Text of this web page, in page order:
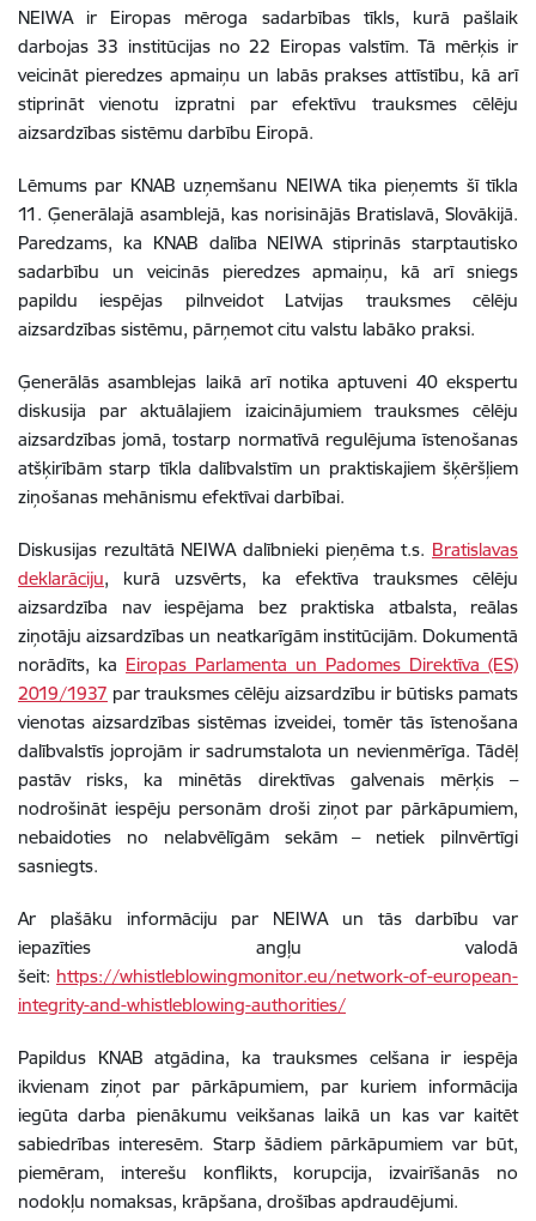
NEIWA ir Eiropas mēroga sadarbības tīkls, kurā pašlaik
darbojas 33 institūcijas no 22 Eiropas valstīm. Tā mērķis ir
veicināt pieredzes apmaiņu un labās prakses attīstību, kā arī
stiprināt vienotu izpratni par efektīvu trauksmes cēlēju
aizsardzības sistēmu darbību Eiropā.
Lēmums par KNAB uzņemšanu NEIWA tika pieņemts šī tīkla
11. Ģenerālajā asamblejā, kas norisinājās Bratislavā, Slovākijā.
Paredzams, ka KNAB dalība NEIWA stiprinās starptautisko
sadarbību un veicinās pieredzes apmaiņu, kā arī sniegs
papildu iespējas pilnveidot Latvijas trauksmes cēlēju
aizsardzības sistēmu, pārņemot citu valstu labāko praksi.
Ģenerālās asamblejas laikā arī notika aptuveni 40 ekspertu
diskusija par aktuālajiem izaicinājumiem trauksmes cēlēju
aizsardzības jomā, tostarp normatīvā regulējuma īstenošanas
atšķirībām starp tīkla dalībvalstīm un praktiskajiem šķēršļiem
ziņošanas mehānismu efektīvai darbībai.
Diskusijas rezultātā NEIWA dalībnieki pieņēma t.s. Bratislavas
deklarāciju, kurā uzsvērts, ka efektīva trauksmes cēlēju
aizsardzība nav iespējama bez praktiska atbalsta, reālas
ziņotāju aizsardzības un neatkarīgām institūcijām. Dokumentā
norādīts, ka Eiropas Parlamenta un Padomes Direktīva (ES)
2019/1937 par trauksmes cēlēju aizsardzību ir būtisks pamats
vienotas aizsardzības sistēmas izveidei, tomēr tās īstenošana
dalībvalstīs joprojām ir sadrumstalota un nevienmērīga. Tādēļ
pastāv risks, ka minētās direktīvas galvenais mērķis –
nodrošināt iespēju personām droši ziņot par pārkāpumiem,
nebaidoties no nelabvēlīgām sekām – netiek pilnvērtīgi
sasniegts.
Ar plašāku informāciju par NEIWA un tās darbību var
iepazīties angļu valodā
šeit: https://whistleblowingmonitor.eu/network-of-european-
integrity-and-whistleblowing-authorities/
Papildus KNAB atgādina, ka trauksmes celšana ir iespēja
ikvienam ziņot par pārkāpumiem, par kuriem informācija
iegūta darba pienākumu veikšanas laikā un kas var kaitēt
sabiedrības interesēm. Starp šādiem pārkāpumiem var būt,
piemēram, interešu konflikts, korupcija, izvairīšanās no
nodokļu nomaksas, krāpšana, drošības apdraudējumi.